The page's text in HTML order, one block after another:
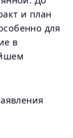
и план
для
в